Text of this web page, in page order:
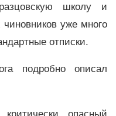
школу и
уже много
отписки.
подробно описал